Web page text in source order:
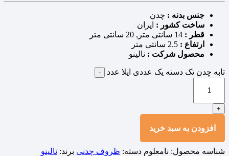
جنس بدنه : چدن
ساخت کشور : ایران
قطر :
ارتفاع :
محصول شرکت : نالینو
تابه چدن تک دسته یک عددی ایلا عدد -
+
افزودن به سبد خرید
شناسه محصول: نامعلوم دسته: ظروف چدنی برند: نالینو